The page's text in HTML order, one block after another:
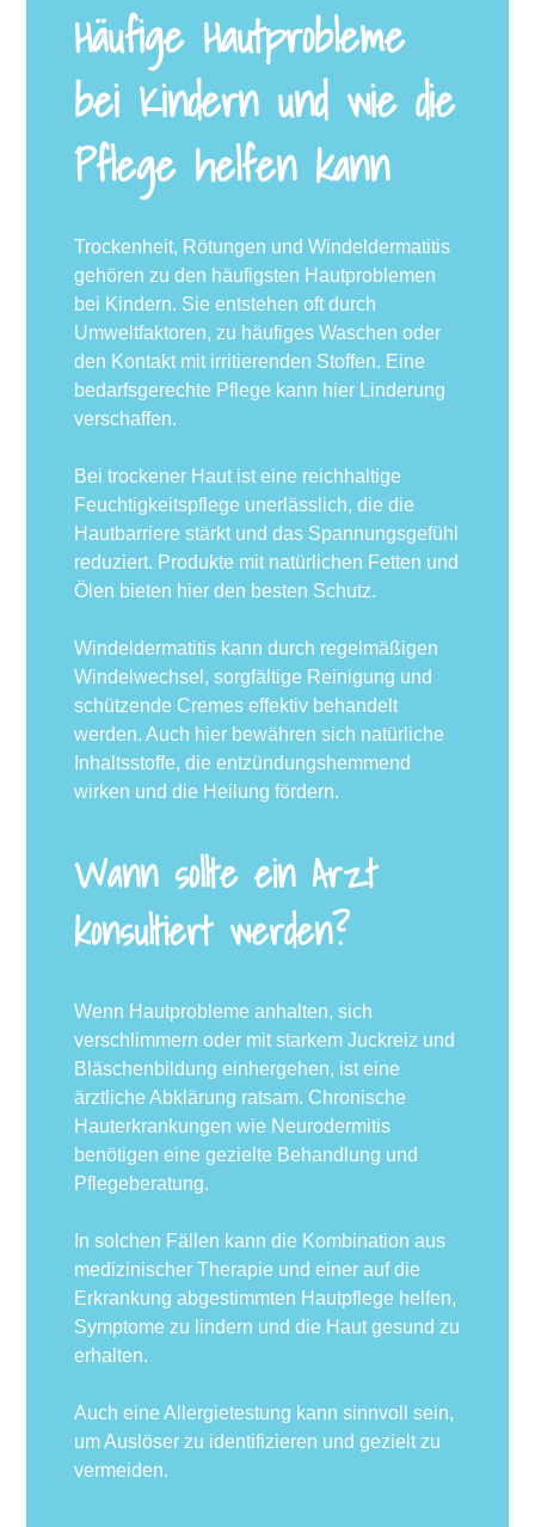
Häufige Hautprobleme
bei Kindern und wie die
Pflege helfen kann
Trockenheit, Rötungen und Windeldermatitis
gehören zu den häufigsten Hautproblemen
bei Kindern. Sie entstehen oft durch
Umweltfaktoren, zu häufiges Waschen oder
den Kontakt mit irritierenden Stoffen. Eine
bedarfsgerechte Pflege kann hier Linderung
verschaffen.
Bei trockener Haut ist eine reichhaltige
Feuchtigkeitspflege unerlässlich, die die
Hautbarriere stärkt und das Spannungsgefühl
reduziert. Produkte mit natürlichen Fetten und
Ölen bieten hier den besten Schutz.
Windeldermatitis kann durch regelmäßigen
Windelwechsel, sorgfältige Reinigung und
schützende Cremes effektiv behandelt
werden. Auch hier bewähren sich natürliche
Inhaltsstoffe, die entzündungshemmend
wirken und die Heilung fördern.
Wann sollte ein Arzt
konsultiert werden?
Wenn Hautprobleme anhalten, sich
verschlimmern oder mit starkem Juckreiz und
Bläschenbildung einhergehen, ist eine
ärztliche Abklärung ratsam. Chronische
Hauterkrankungen wie Neurodermitis
benötigen eine gezielte Behandlung und
Pflegeberatung.
In solchen Fällen kann die Kombination aus
medizinischer Therapie und einer auf die
Erkrankung abgestimmten Hautpflege helfen,
Symptome zu lindern und die Haut gesund zu
erhalten.
Auch eine Allergietestung kann sinnvoll sein,
um Auslöser zu identifizieren und gezielt zu
vermeiden.